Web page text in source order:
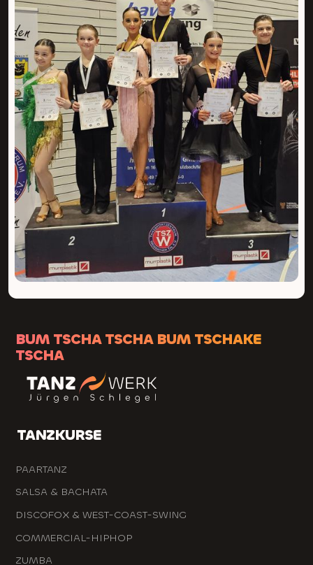
BUM TSCHA TSCHA BUM TSCHAKE
TSCHA
TANZKURSE
PAARTANZ
SALSA & BACHATA
DISCOFOX & WEST-COAST-SWING
COMMERCIAL-HIPHOP
ZUMBA